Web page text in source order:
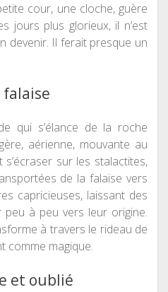
cour, une cloche, guère
jours plus glorieux, il n’est
devenir. Il ferait presque un
falaise
qui s’élance de la roche
aérienne, mouvante au
sur les stalactites,
de la falaise vers
capricieuses, laissant des
peu à peu vers leur origine.
à travers le rideau de
comme magique.
et oublié